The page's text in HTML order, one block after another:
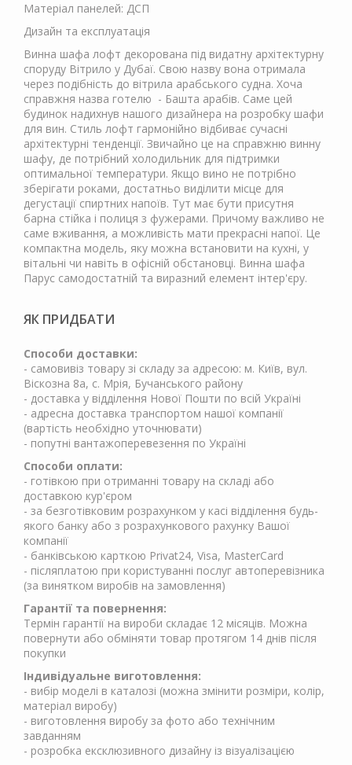
Матеріал панелей: ДСП
Дизайн та експлуатація
Винна шафа лофт декорована під видатну архітектурну
споруду Вітрило у Дубаї. Свою назву вона отримала
через подібність до вітрила арабського судна. Хоча
справжня назва готелю - Башта арабів. Саме цей
будинок надихнув нашого дизайнера на розробку шафи
для вин. Стиль лофт гармонійно відбиває сучасні
архітектурні тенденції. Звичайно це на справжню винну
шафу, де потрібний холодильник для підтримки
оптимальної температури. Якщо вино не потрібно
зберігати роками, достатньо виділити місце для
дегустації спиртних напоїв. Тут має бути присутня
барна стійка і полиця з фужерами. Причому важливо не
саме вживання, а можливість мати прекрасні напої. Це
компактна модель, яку можна встановити на кухні, у
вітальні чи навіть в офісній обстановці. Винна шафа
Парус самодостатній та виразний елемент інтер'єру.
ЯК ПРИДБАТИ
Способи доставки:
- самовивіз товару зі складу за адресою: м. Київ, вул.
Віскозна 8а, с. Мрія, Бучанського району
- доставка у відділення Нової Пошти по всій Україні
- адресна доставка транспортом нашої компанії
(вартість необхідно уточнювати)
- попутні вантажоперевезення по Україні
Способи оплати:
- готівкою при отриманні товару на складі або
доставкою кур'єром
- за безготівковим розрахунком у касі відділення будь-
якого банку або з розрахункового рахунку Вашої
компанії
- банківською карткою Privat24, Visa, MasterCard
- післяплатою при користуванні послуг автоперевізника
(за винятком виробів на замовлення)
Гарантії та повернення:
Термін гарантії на вироби складає 12 місяців. Можна
повернути або обміняти товар протягом 14 днів після
покупки
Індивідуальне виготовлення:
- вибір моделі в каталозі (можна змінити розміри, колір,
матеріал виробу)
- виготовлення виробу за фото або технічним
завданням
- розробка ексклюзивного дизайну із візуалізацією